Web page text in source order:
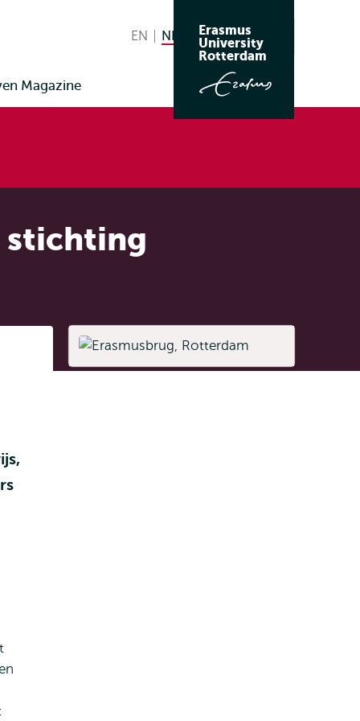
taal
EN English
NL Nederlands huidige taal
Zoeken
Erasmus
University
Rotterdam
Magazine
stichting